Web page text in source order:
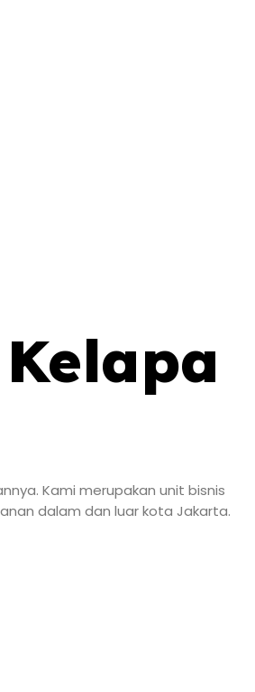
Kami merupakan unit bisnis
dalam dan luar kota Jakarta.